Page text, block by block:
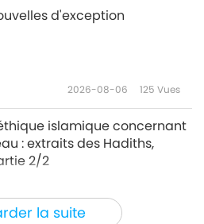
la suite
d'exception
2026-08-06 125 Vues
islamique concernant
: extraits des Hadiths,
2/2
2026-08-06